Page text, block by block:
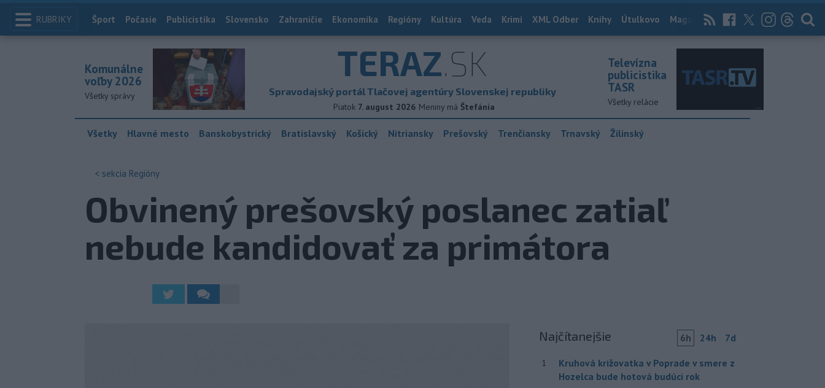
RUBRIKY Index
Šport Počasie Publicistika Slovensko Zahraničie Ekonomika Regióny Kultúra Veda Krimi XML Odber Knihy Útulkovo Magazín News Now Archív
TERAZ.SK
Spravodajský portál Tlačovej agentúry Slovenskej republiky
Piatok 7. august 2026 Meniny má Štefánia
Komunálne
voľby 2026
Všetky správy
Televízna
publicistika
TASR
Všetky relácie
Všetky Hlavné mesto Banskobystrický Bratislavský Košický Nitriansky Prešovský Trenčiansky Trnavský Žilinský
< sekcia Regióny
Obvinený prešovský poslanec zatiaľ
nebude kandidovať za primátora
Najčítanejšie 6h 24h 7d
1
Kruhová križovatka v Poprade v smere z
Hozelca bude hotová budúci rok